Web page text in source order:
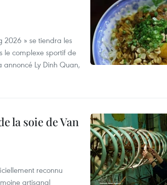
2026 » se tiendra les
le complexe sportif de
Ly Dinh Quan,
la soie de Van
reconnu
artisanal